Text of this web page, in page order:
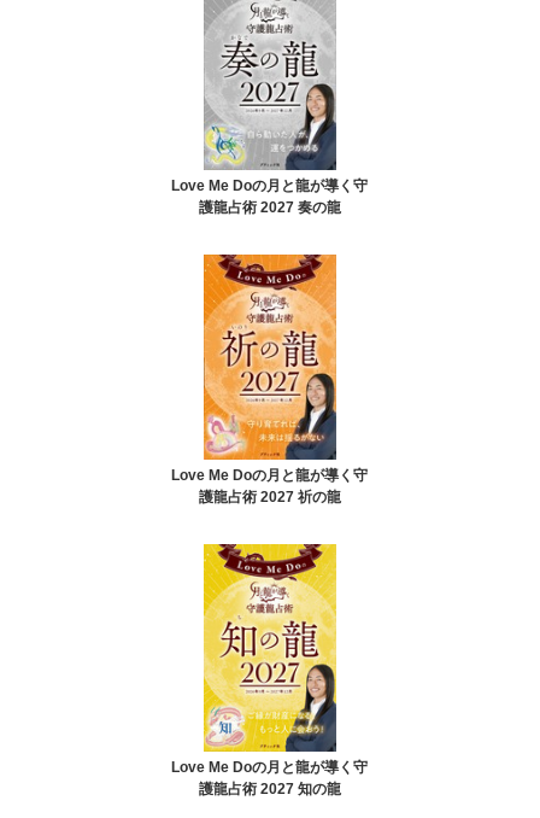
Love Me Doの月と龍が導く守
護龍占術 2027 奏の龍
Love Me Doの月と龍が導く守
護龍占術 2027 祈の龍
Love Me Doの月と龍が導く守
護龍占術 2027 知の龍